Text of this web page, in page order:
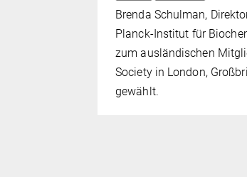
Brenda Schulman,
Planck-Institut für
zum ausländischen
Society in London,
gewählt.